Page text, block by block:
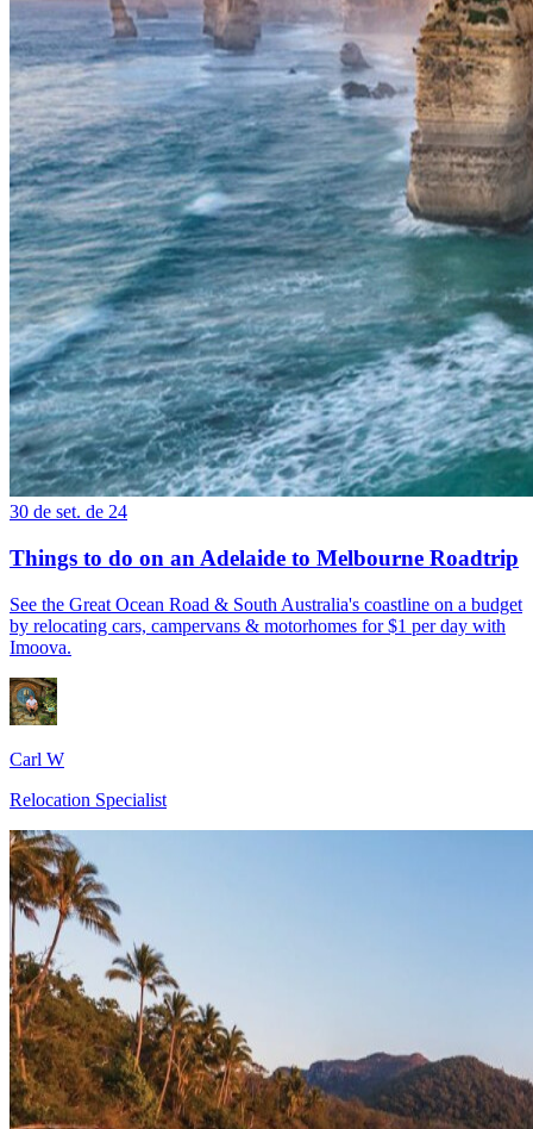
30 de set. de 24
Things to do on an Adelaide to Melbourne Roadtrip
See the Great Ocean Road & South Australia's coastline on a budget
by relocating cars, campervans & motorhomes for $1 per day with
Imoova.
Carl W
Relocation Specialist